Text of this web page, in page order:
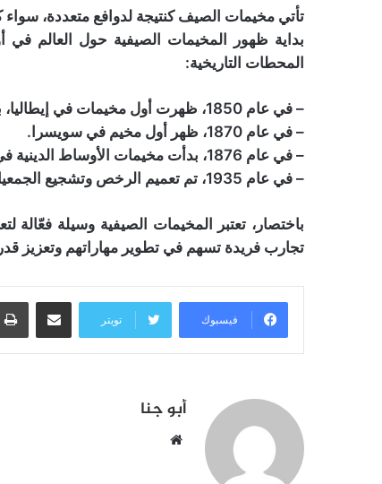
تأتي مخيمات الصيف كنتيجة لدوافع متعددة، سواء
بداية ظهور المخيمات الصيفية حول العالم
المحطات التاريخية:
– في عام 1850، ظهرت أول مخيمات في إيطاليا، بريطانيا، وألمانيا.
– في عام 1870، ظهر أول مخيم في سويسرا.
– في عام 1876، بدأت مخيمات الأوساط الدينية في فرنسا.
– في عام 1935، تم تعميم الرخص وتشجيع الجمعيات على تنظيم مخيمات الصيف وتقديم شهادات للمشرفين عليها.
باختصار، تعتبر المخيمات الصيفية وسيلة
تجارب فريدة تسهم في تطوير مهاراتهم وتعزيز
فيسبوك تويتر
مشاركة عبر البريد
أبو جنا